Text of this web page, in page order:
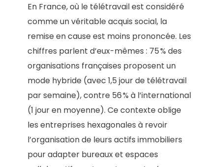
En France, où le télétravail est considéré
comme un véritable acquis social, la
remise en cause est moins prononcée. Les
chiffres parlent d’eux-mêmes : 75 % des
organisations françaises proposent un
mode hybride (avec 1,5 jour de télétravail
par semaine), contre 56 % à l’international
(1 jour en moyenne). Ce contexte oblige
les entreprises hexagonales à revoir
l’organisation de leurs actifs immobiliers
pour adapter bureaux et espaces